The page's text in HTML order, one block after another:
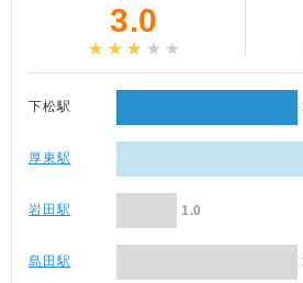
3.0
下松駅
厚東駅
岩田駅 1.0
島田駅